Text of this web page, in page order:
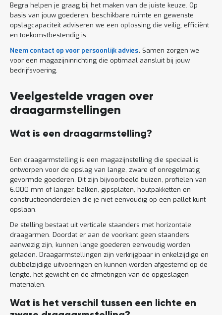
Begra helpen je graag bij het maken van de juiste keuze. Op
basis van jouw goederen, beschikbare ruimte en gewenste
opslagcapaciteit adviseren we een oplossing die veilig, efficiënt
en toekomstbestendig is.
Neem contact op voor persoonlijk advies. Samen zorgen we
voor een magazijninrichting die optimaal aansluit bij jouw
bedrijfsvoering.
Veelgestelde vragen over
draagarmstellingen
Wat is een draagarmstelling?
Een draagarmstelling is een magazijnstelling die speciaal is
ontworpen voor de opslag van lange, zware of onregelmatig
gevormde goederen. Dit zijn bijvoorbeeld buizen, profielen van
6.000 mm of langer, balken, gipsplaten, houtpakketten en
constructieonderdelen die je niet eenvoudig op een pallet kunt
opslaan.
De stelling bestaat uit verticale staanders met horizontale
draagarmen. Doordat er aan de voorkant geen staanders
aanwezig zijn, kunnen lange goederen eenvoudig worden
geladen. Draagarmstellingen zijn verkrijgbaar in enkelzijdige en
dubbelzijdige uitvoeringen en kunnen worden afgestemd op de
lengte, het gewicht en de afmetingen van de opgeslagen
materialen.
Wat is het verschil tussen een lichte en